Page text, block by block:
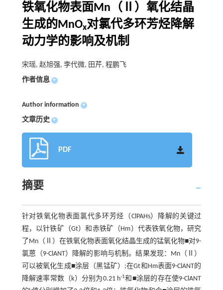
铁氧化物表面Mn（Ⅱ）氧化结晶
生成的MnOx对氯代多环芳烃降解
动力学的影响及机制
宋瑶, 赵旭强, 李代微, 田芹, 程鹏飞
作者信息 +
Author information +
文章历史 +
PDF
摘要
针对铁氧化物表面氯代多环芳烃（ClPAHs）降解的关键过
程，以针铁矿（Gt）和赤铁矿（Hm）代表铁氧化物，研究
了Mn（Ⅱ）在铁氧化物表面氧化结晶生成的锰氧化物■对9-
氯蒽（9-ClANT）降解的影响与机制。结果发现：Mn（Ⅱ）
可以被氧化生成■涂层（黑锰矿）;在Gt和Hm表面9-ClANT的
降解速率常数（k）分别为0.21 h-1和■涂层的存在使9-ClANT